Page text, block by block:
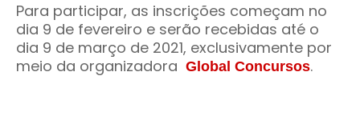
Para participar, as inscrições começam no
dia 9 de fevereiro e serão recebidas até o
dia 9 de março de 2021, exclusivamente por
meio da organizadora Global Concursos.